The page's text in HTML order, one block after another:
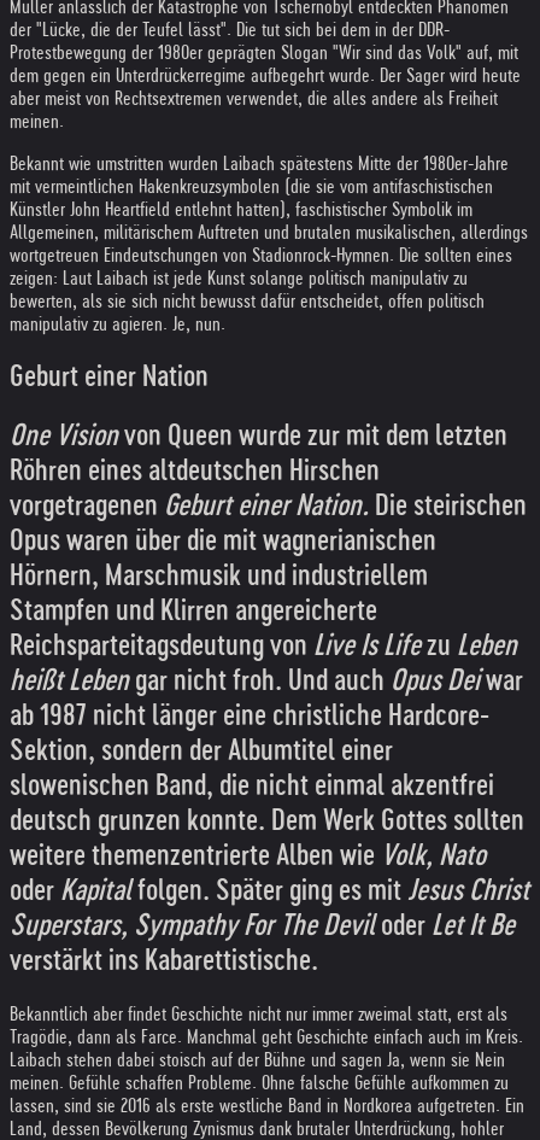
Müller anlässlich der Katastrophe von Tschernobyl entdeckten Phänomen
der "Lücke, die der Teufel lässt". Die tut sich bei dem in der DDR-
Protestbewegung der 1980er geprägten Slogan "Wir sind das Volk" auf, mit
dem gegen ein Unterdrückerregime aufbegehrt wurde. Der Sager wird heute
aber meist von Rechtsextremen verwendet, die alles andere als Freiheit
meinen.
Bekannt wie umstritten wurden Laibach spätestens Mitte der 1980er-Jahre
mit vermeintlichen Hakenkreuzsymbolen (die sie vom antifaschistischen
Künstler John Heartfield entlehnt hatten), faschistischer Symbolik im
Allgemeinen, militärischem Auftreten und brutalen musikalischen, allerdings
wortgetreuen Eindeutschungen von Stadionrock-Hymnen. Die sollten eines
zeigen: Laut Laibach ist jede Kunst solange politisch manipulativ zu
bewerten, als sie sich nicht bewusst dafür entscheidet, offen politisch
manipulativ zu agieren. Je, nun.
Geburt einer Nation
One Visionvon Queen wurde zur mit dem letzten
Röhren eines altdeutschen Hirschen
vorgetragenen Geburt einer Nation. Die steirischen
Opus waren über die mit wagnerianischen
Hörnern, Marschmusik und industriellem
Stampfen und Klirren angereicherte
Reichsparteitagsdeutung von Live Is Lifezu Leben
heißt Lebengar nicht froh. Und auch Opus Deiwar
ab 1987 nicht länger eine christliche Hardcore-
Sektion, sondern der Albumtitel einer
slowenischen Band, die nicht einmal akzentfrei
deutsch grunzen konnte. Dem Werk Gottes sollten
weitere themenzentrierte Alben wie Volk, Nato
oder Kapitalfolgen. Später ging es mit Jesus Christ
Superstars, Sympathy For The Deviloder Let It Be
verstärkt ins Kabarettistische.
Bekanntlich aber findet Geschichte nicht nur immer zweimal statt, erst als
Tragödie, dann als Farce. Manchmal geht Geschichte einfach auch im Kreis.
Laibach stehen dabei stoisch auf der Bühne und sagen Ja, wenn sie Nein
meinen. Gefühle schaffen Probleme. Ohne falsche Gefühle aufkommen zu
lassen, sind sie 2016 als erste westliche Band in Nordkorea aufgetreten. Ein
Land, dessen Bevölkerung Zynismus dank brutaler Unterdrückung, hohler